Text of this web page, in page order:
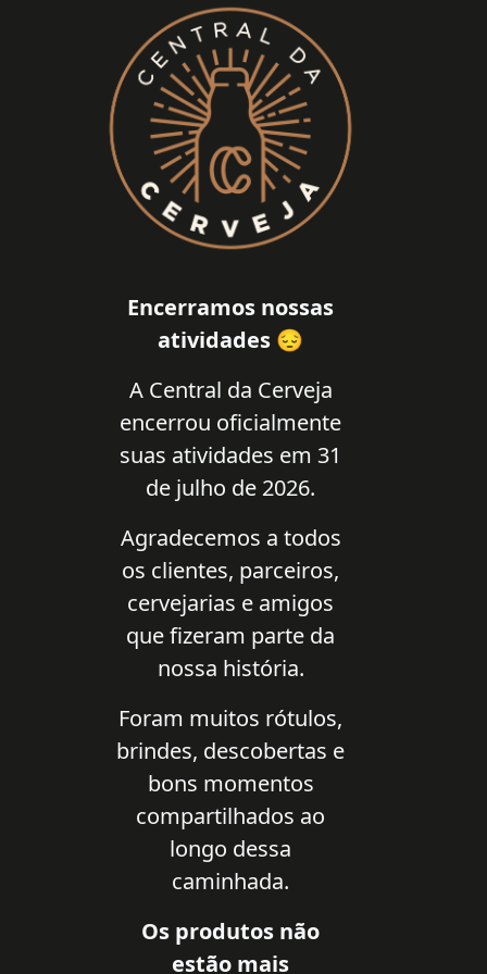
Encerramos nossas
atividades 😔
A Central da Cerveja
encerrou oficialmente
suas atividades em 31
de julho de 2026.
Agradecemos a todos
os clientes, parceiros,
cervejarias e amigos
que fizeram parte da
nossa história.
Foram muitos rótulos,
brindes, descobertas e
bons momentos
compartilhados ao
longo dessa
caminhada.
Os produtos não
estão mais